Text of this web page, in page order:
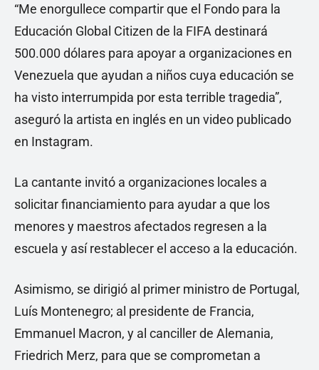
“Me enorgullece compartir que el Fondo para la
Educación Global Citizen de la FIFA destinará
500.000 dólares para apoyar a organizaciones en
Venezuela que ayudan a niños cuya educación se
ha visto interrumpida por esta terrible tragedia”,
aseguró la artista en inglés en un video publicado
en Instagram.
La cantante invitó a organizaciones locales a
solicitar financiamiento para ayudar a que los
menores y maestros afectados regresen a la
escuela y así restablecer el acceso a la educación.
Asimismo, se dirigió al primer ministro de Portugal,
Luís Montenegro; al presidente de Francia,
Emmanuel Macron, y al canciller de Alemania,
Friedrich Merz, para que se comprometan a